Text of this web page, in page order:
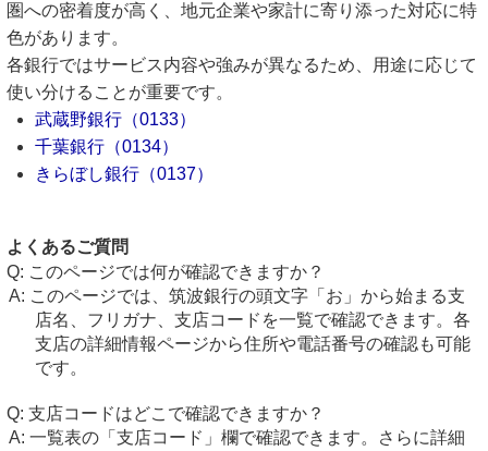
圏への密着度が高く、地元企業や家計に寄り添った対応に特
色があります。
各銀行ではサービス内容や強みが異なるため、用途に応じて
使い分けることが重要です。
武蔵野銀行（0133）
千葉銀行（0134）
きらぼし銀行（0137）
よくあるご質問
このページでは何が確認できますか？
このページでは、筑波銀行の頭文字「お」から始まる支
店名、フリガナ、支店コードを一覧で確認できます。各
支店の詳細情報ページから住所や電話番号の確認も可能
です。
支店コードはどこで確認できますか？
一覧表の「支店コード」欄で確認できます。さらに詳細